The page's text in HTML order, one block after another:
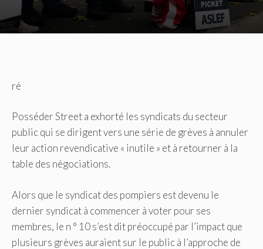
ré
Posséder Street a exhorté les syndicats du secteur
public qui se dirigent vers une série de grèves à annuler
leur action revendicative « inutile » et à retourner à la
table des négociations.
Alors que le syndicat des pompiers est devenu le
dernier syndicat à commencer à voter pour ses
membres, le n ° 10 s’est dit préoccupé par l’impact que
plusieurs grèves auraient sur le public à l’approche de